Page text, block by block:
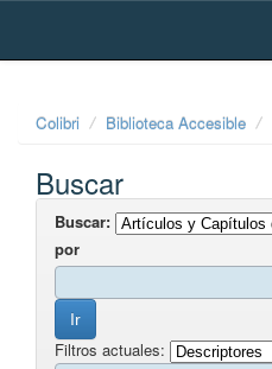
Skip
Colibri Biblioteca Accesible
Buscar
Buscar:
por
Filtros actuales: